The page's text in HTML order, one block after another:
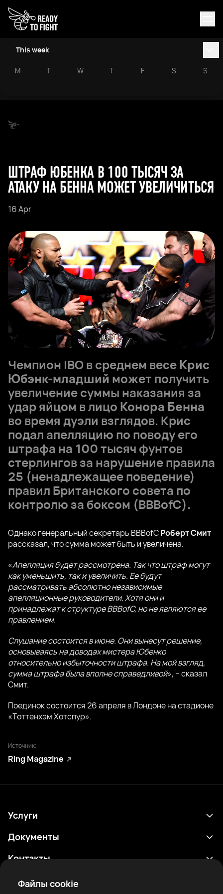
This week
M T W T F S S
Файлы cookie
ШТРАФ ЮБЕНКА В 100 ТЫСЯЧ ЗА
АТАКУ НА БЕННА МОЖЕТ УВЕЛИЧИТЬСЯ
16 Apr
Чемпион IBO в среднем весеКрис
Юбэнк-младший может получить
увеличение суммы наказания за
удар яйцом в лицо Конора Бенна
во время дуэли взглядов. Крис
подал апелляцию по поводу его
штрафа на 100 тысяч фунтов
стерлингов за нарушение правила
25 (ненадлежащее поведение)
правил Британского совета по
контролю за боксом (BBBofC).
Однако генеральный секретарь BBBofCРоберт Смит
рассказал, что сумма может быть и увеличена.
«Апелляция будет рассмотрена. Так что штраф могут
как уменьшить, так и увеличить. Ее будут
рассматривать абсолютно независимые
апелляционные руководители. Хотя они и
принадлежат к структуре BBBofC, но не являются ее
правлением.
Слушание состоится в июне. Они вынесут решение,
основываясь на доводах мистера Юбенко
относительно избыточности штрафа. На мой взгляд,
сумма штрафа была вполне справедливой», – сказал
Смит.
Поединок состоится 26 апреля в Лондоне на стадионе
«Тоттенхэм Хотспур».
Источник:
Ring Magazine
Услуги
Расписание
Боксеры
Документы
Политика конфиденциальности
Уведомление о рисках
Контакты
support@rtfight.com
Приложения